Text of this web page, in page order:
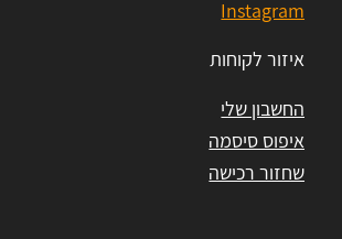
Instagram
איזור לקוחות
החשבון שלי
איפוס סיסמה
שחזור רכישה